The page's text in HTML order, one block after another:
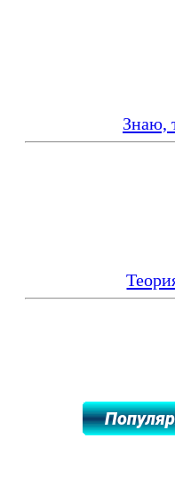
Знаю,